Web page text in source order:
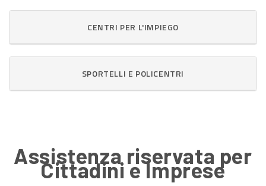
CENTRI PER L'IMPIEGO
SPORTELLI E POLICENTRI
Assistenza riservata per
Cittadini e Imprese